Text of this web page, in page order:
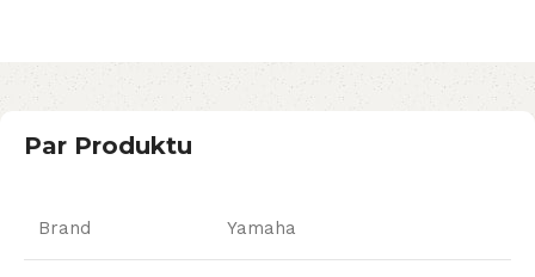
Par Produktu
Brand Yamaha